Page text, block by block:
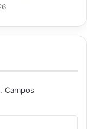
Campos